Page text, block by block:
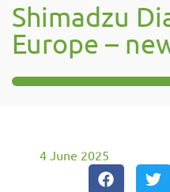
Shimadzu
Europe –
4 June 2025